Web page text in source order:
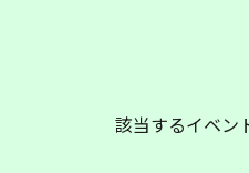
該当するイベン